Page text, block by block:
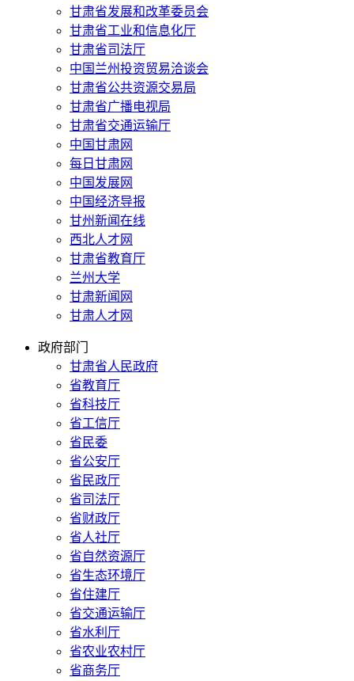
甘肃省发展和改革委员会
甘肃省工业和信息化厅
甘肃省司法厅
中国兰州投资贸易洽谈会
甘肃省公共资源交易局
甘肃省广播电视局
甘肃省交通运输厅
中国甘肃网
每日甘肃网
中国发展网
中国经济导报
甘州新闻在线
西北人才网
甘肃省教育厅
兰州大学
甘肃新闻网
甘肃人才网
政府部门
甘肃省人民政府
省教育厅
省科技厅
省工信厅
省民委
省公安厅
省民政厅
省司法厅
省财政厅
省人社厅
省自然资源厅
省生态环境厅
省住建厅
省交通运输厅
省水利厅
省农业农村厅
省商务厅